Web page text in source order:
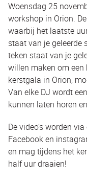
Woensdag 25
workshop in Orion.
waarbij het laatste
staat van je geleerde
teken staat van je
willen maken om
kerstgala in Orion,
Van elke DJ wordt
kunnen laten horen
De video’s worden
Facebook en
en mag tijdens het
half uur draaien!